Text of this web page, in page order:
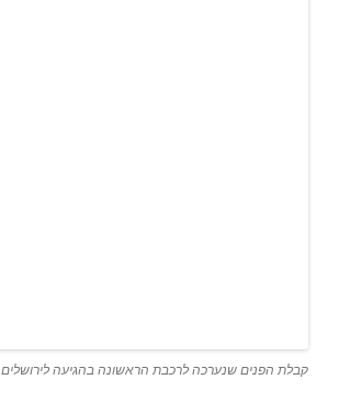
קבלת הפנים שנערכה לרכבת הראשונה בהגיעה לירושלים